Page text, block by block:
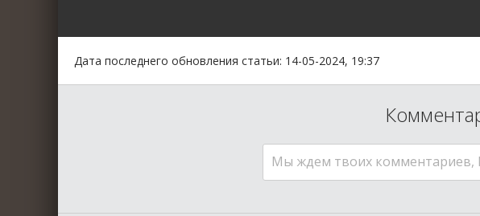
Дата последнего обновления статьи: 14-05-2024, 19:37
Мы ждем твоих комментариев,